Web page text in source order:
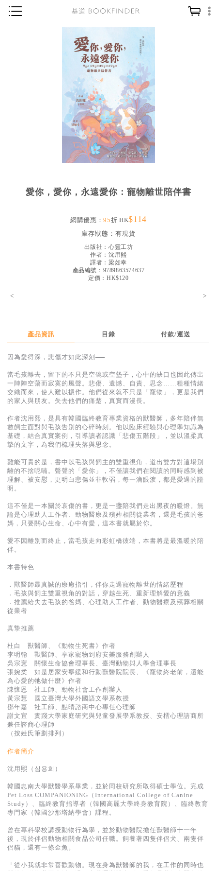
讀經／研經
教會歷史
靈修／禱告
教會事工
社會／倫理
得獎作品推介
英文二手書
精選英文書
電子書
基道 Top 50
愛你，愛你，永遠愛你：寵物離世陪伴書
網購優惠：95折 HK$114
庫存狀態： 有現貨
出版社： 心靈工坊
作者： 沈用熙
譯者： 梁如幸
產品編號：9789863574637
定價：HK$120
< >
產品資訊 目錄 付款/運送
因為愛得深，悲傷才如此深刻──
當毛孩離去，留下的不只是空碗或空墊子，心中的缺口也因此傳出
一陣陣空蕩而寂寞的風聲。悲傷、遺憾、自責、思念……種種情緒
交織而來，使人難以振作。他們從來就不只是「寵物」，更是我們
的家人與朋友。失去他們的痛楚，真實而漫長。
作者沈用熙，是具有韓國臨終教育專業資格的獸醫師，多年陪伴無
數飼主面對與毛孩告別的心碎時刻。他以臨床經驗與心理學知識為
基礎，結合真實案例，引導讀者認識「悲傷五階段」，並以溫柔真
摯的文字，為我們梳理失落與思念。
難能可貴的是，書中以毛孩與飼主的雙重視角，道出雙方對這場別
離的不捨呢喃。聲聲的「愛你」，不僅讓我們在閱讀的同時感到被
理解、被安慰，更明白悲傷並非軟弱，每一滴眼淚，都是愛過的證
明。
這不僅是一本關於哀傷的書，更是一盞陪我們走出黑夜的暖燈。無
論是心理助人工作者、動物醫療及殯葬相關從業者，還是毛孩的爸
媽，只要關心生命、心中有愛，這本書就屬於你。
愛不因離別而終止，當毛孩走向彩虹橋彼端，本書將是最溫暖的陪
伴。
本書特色
．獸醫師最真誠的療癒指引，伴你走過寵物離世的情緒歷程
．毛孩與飼主雙重視角的對話，穿越生死、重新理解愛的意義
．推薦給失去毛孩的爸媽、心理助人工作者、動物醫療及殯葬相關
從業者
真摯推薦
杜白 獸醫師、《動物生死書》作者
李明翰 獸醫師、享家寵物到府安樂服務創辦人
吳宗憲 關懷生命協會理事長、臺灣動物與人學會理事長
張婉柔 如是居家安寧緩和行動獸醫院院長、《寵物終老前，還能
為心愛的牠做什麼》作者
陳懷恩 社工師、動物社會工作創辦人
黃宗慧 國立臺灣大學外國語文學系教授
鄧年嘉 社工師、點晴諮商中心專任心理師
謝文宜 實踐大學家庭研究與兒童發展學系教授、安橒心理諮商所
兼任諮商心理師
（按姓氏筆劃排列）
作者簡介
沈用熙（심용희）
韓國忠南大學獸醫學系畢業，並於同校研究所取得碩士學位。完成
Pet Loss COMPANIONING（International College of Canine
Study）、臨終教育指導者（韓國高麗大學終身教育院）、臨終教育
專門家（韓國沙那塔納學會）課程。
曾在專科學校講授動物行為學，並於動物醫院擔任獸醫師十一年
後，現於伴侶動物相關食品公司任職。飼養著四隻伴侶犬、兩隻伴
侶貓，還有一條金魚。
「從小我就非常喜歡動物。現在身為獸醫師的我，在工作的同時也